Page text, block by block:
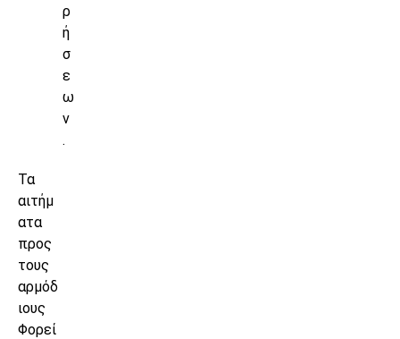
ρ
ή
σ
ε
ω
ν
.
Τα
αιτήμ
ατα
προς
τους
αρμόδ
ιους
Φορεί